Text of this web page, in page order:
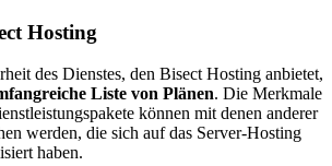
Hosting
des Dienstes, den Bisect Hosting anbietet,
Liste von Plänen. Die Merkmale
können mit denen anderer
werden, die sich auf das Server-Hosting
haben.